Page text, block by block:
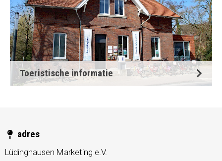
Toeristische informatie
adres
Lüdinghausen Marketing e.V.